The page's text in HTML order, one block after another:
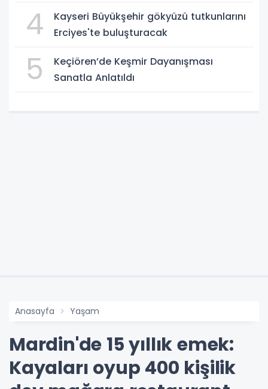
4
Kayseri Büyükşehir gökyüzü tutkunlarını
Erciyes'te buluşturacak
5
Keçiören’de Keşmir Dayanışması
Sanatla Anlatıldı
Anasayfa Yaşam
Mardin'de 15 yıllık emek:
Kayaları oyup 400 kişilik